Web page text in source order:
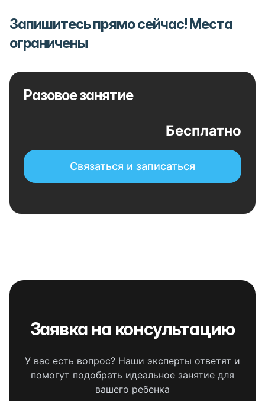
Запишитесь прямо сейчас! Места
ограничены
Разовое занятие
Бесплатно
Связаться и записаться
Заявка на консультацию
У вас есть вопрос? Наши эксперты ответят и
помогут подобрать идеальное занятие для
вашего ребенка